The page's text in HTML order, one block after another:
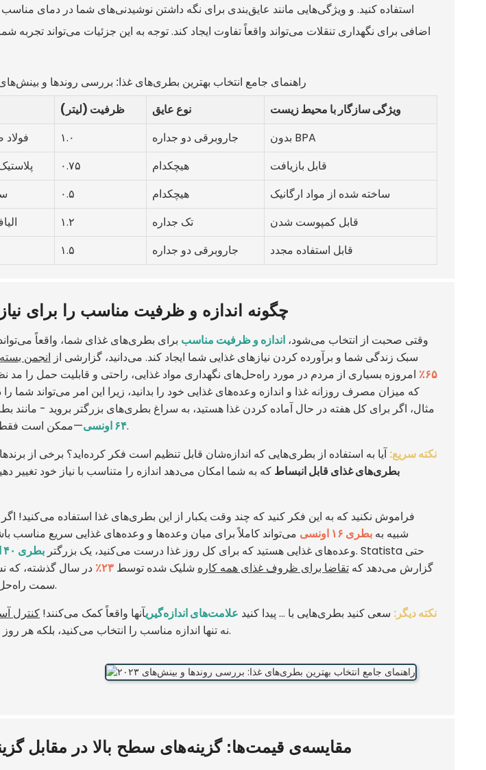
اضافی برای نگهداری تنقلات می‌تواند واقعاً تفاوت ایجاد کند. توجه به این جزئیات می‌تواند تجربه
راهنمای جامع انتخاب بهترین بطری‌های غذا: بررسی روندها و بینش‌های
ظرفیت (لیتر) نوع عایق
ویژگی سازگار با محیط زیست
۱.۰ جاروبرقی دو جداره
بدون BPA
۰.۷۵ هیچکدام
قابل بازیافت
۰.۵ هیچکدام
ساخته شده از مواد ارگانیک
۱.۲ تک جداره
قابل کمپوست شدن
۱.۵ جاروبرقی دو جداره قابل استفاده مجدد
چگونه اندازه و ظرفیت مناسب را برای
وقتی صحبت از انتخاب می‌شود، اندازه و ظرفیت مناسب برای بطری‌های غذای شما، واقعاً
سبک زندگی شما و برآورده کردن نیازهای غذایی شما ایجاد کند. می‌دانید، گزارشی از انجمن
۶۵٪
امروزه بسیاری از مردم در مورد راه‌حل‌های نگهداری مواد غذایی، راحتی و قابلیت حمل را مد
که میزان مصرف روزانه غذا و اندازه وعده‌های غذایی خود را بدانید، زیرا این امر می‌تواند
مثال، اگر برای کل هفته در حال آماده کردن غذا هستید، به سراغ بطری‌های بزرگتر بروید - مانند
۶۴ اونسی—ممکن است فقط یک تغییر دهنده بازی برای شما باشد.
نکته سریع: آیا به استفاده از بطری‌هایی که اندازه‌شان قابل تنظیم است فکر کرده‌اید؟ برخی از
بطری‌های غذای قابل انبساط که به شما امکان می‌دهد اندازه را متناسب با نیاز خود
فراموش نکنید که به این فکر کنید که چند وقت یکبار از این بطری‌های غذا استفاده می‌کنید!
شبیه به بطری ۱۶ اونسی
می‌تواند کاملاً برای میان وعده‌ها و وعده‌های غذایی سریع مناسب
وعده‌های غذایی هستید که برای کل روز غذا درست می‌کنید، یک بزرگتر بطری ۴۰ اونسی
گزارش می‌دهد که تقاضا برای ظروف غذای همه کاره شلیک شده توسط ۲۳٪ در سال گذشته، که
سمت راه‌حل‌های چندمنظوره گرایش پیدا کرده‌اند.
نکته دیگر: سعی کنید بطری‌هایی با ... پیدا کنید علامت‌های اندازه‌گیریآنها واقعاً کمک می‌کنند! کنترل
نه تنها اندازه مناسب را انتخاب می‌کنید، بلکه هر روز بیشترین بهره را از تغذیه خود می‌برید.
مقایسه‌ی قیمت‌ها: گزینه‌های سطح بالا در مقابل